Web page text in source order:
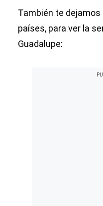
También te
países, para ver la
Guadalupe: